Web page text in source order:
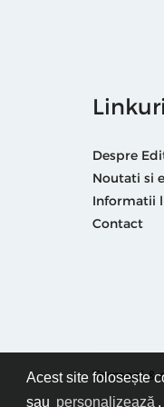
Acest site folosește
sau personalizează
Despre
Noutati si
Informatii
Contact
Termeni &